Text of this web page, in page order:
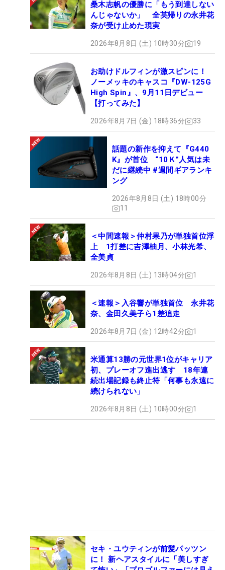
桑木志帆の優勝に「もう到達しない
んじゃないか」 全英帰りの永井花
奈が受け止めた現実
2026年8月8日 (土) 10時30分 19
お助けドルフィンが激スピンに！
ノーメッキのキャスコ『DW-125G
High Spin』、9月11日デビュー
【打ってみた】
2026年8月7日 (金) 18時36分 33
話題の新作を抑えて『G440
K』が首位 “10Ｋ”人気は未
だに継続中 #週間ギアランキ
ング
2026年8月8日 (土) 18時00分
11
＜中間速報＞仲村果乃が単独首位浮
上 1打差に吉澤柚月、小林光希、
全美貞
2026年8月8日 (土) 13時04分 1
＜速報＞入谷響が単独首位 永井花
奈、金田久美子ら1差追走
2026年8月7日 (金) 12時42分 1
米通算13勝の元世界1位がキャリア
初、プレーオフ進出逃す 18年連
続出場記録も終止符「何事も永遠に
続けられない」
2026年8月8日 (土) 10時00分 1
セキ・ユウティンが前髪パッツン
に！ 新ヘアスタイルに「美しすぎ